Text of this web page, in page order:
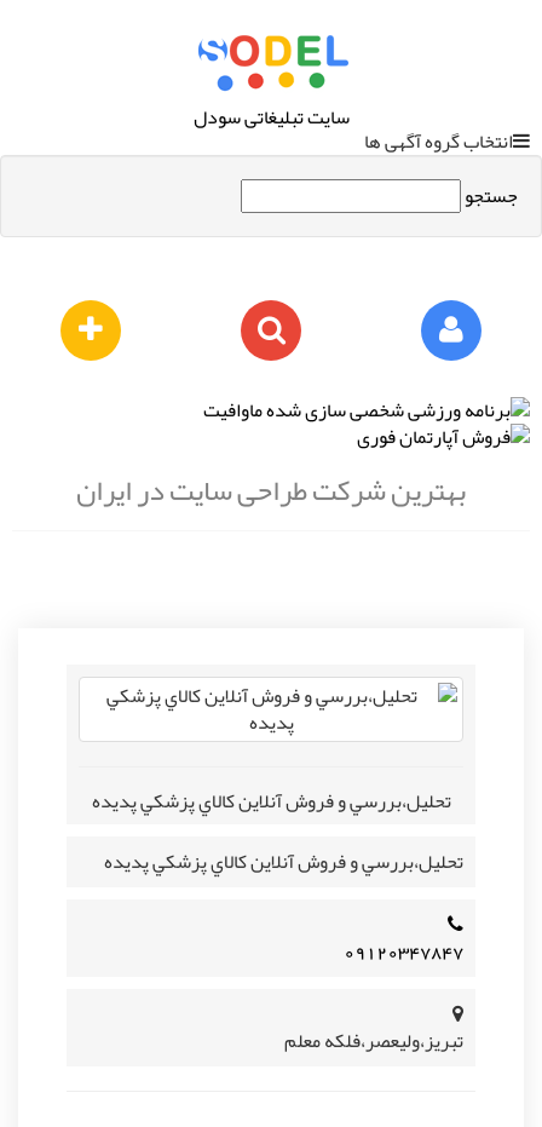
سایت تبلیغاتی سودل
انتخاب گروه آگهی ها
جستجو
بهترین شرکت طراحی سایت در ایران
تحليل،بررسي و فروش آنلاين کالاي پزشکي پديده
تحليل،بررسي و فروش آنلاين کالاي پزشکي پديده
۰۹۱۲۰۳۴۷۸۴۷
تبریز،ولیعصر،فلکه معلم